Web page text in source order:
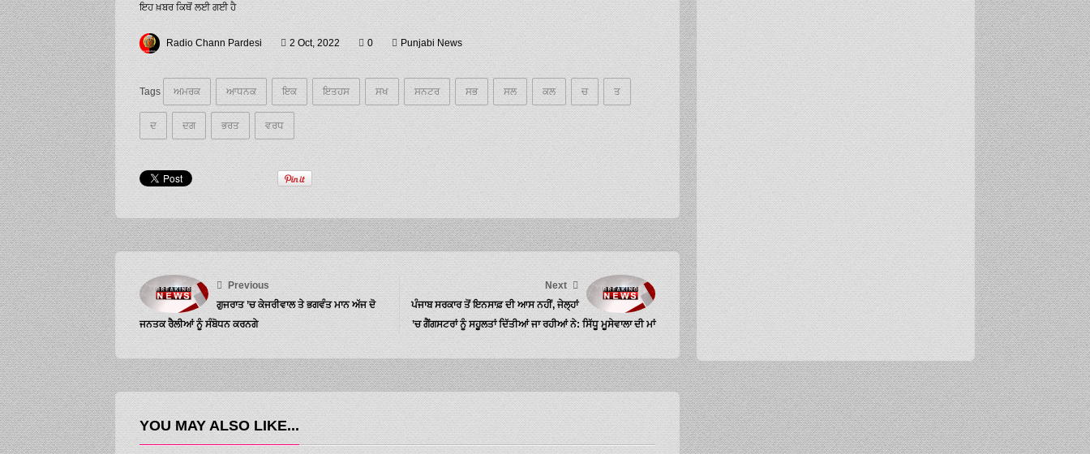
ਇਹ ਖ਼ਬਰ ਕਿਥੋਂ ਲਈ ਗਈ ਹੈ
Radio Chann Pardesi 2 Oct, 2022 0 Punjabi News
Tags ਅਮਰਕ ਆਧਨਕ ਇਕ ਇਤਹਸ ਸਖ ਸਨਟਰ ਸਭ ਸਲ ਕਲ ਚ ਤ
ਦ ਦਗ ਭਰਤ ਵਰਧ
Previous
ਗੁਜਰਾਤ ’ਚ ਕੇਜਰੀਵਾਲ ਤੇ ਭਗਵੰਤ ਮਾਨ ਅੱਜ ਦੋ
ਜਨਤਕ ਰੈਲੀਆਂ ਨੂੰ ਸੰਬੋਧਨ ਕਰਨਗੇ
Next
ਪੰਜਾਬ ਸਰਕਾਰ ਤੋਂ ਇਨਸਾਫ਼ ਦੀ ਆਸ ਨਹੀਂ, ਜੇਲ੍ਹਾਂ
’ਚ ਗੈਂਗਸਟਰਾਂ ਨੂੰ ਸਹੂਲਤਾਂ ਦਿੱਤੀਆਂ ਜਾ ਰਹੀਆਂ ਨੇ: ਸਿੱਧੂ ਮੂਸੇਵਾਲਾ ਦੀ ਮਾਂ
YOU MAY ALSO LIKE...